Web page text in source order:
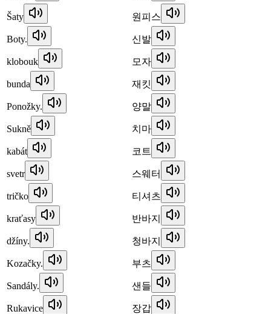
Šaty 원피스
Boty. 신발
klobouk 모자
bunda 재킷
Ponožky. 양말
Sukně 치마
kabát 코트
svetr 스웨터
tričko 티셔츠
kraťasy 반바지
džíny. 청바지
Kozačky. 부츠
Sandály. 샌들
Rukavice 장갑